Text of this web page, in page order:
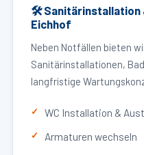
🛠 Sanitärinstallation
Eichhof
Neben Notfällen bieten
Sanitärinstallationen,
langfristige
WC Installation &
Armaturen wechseln